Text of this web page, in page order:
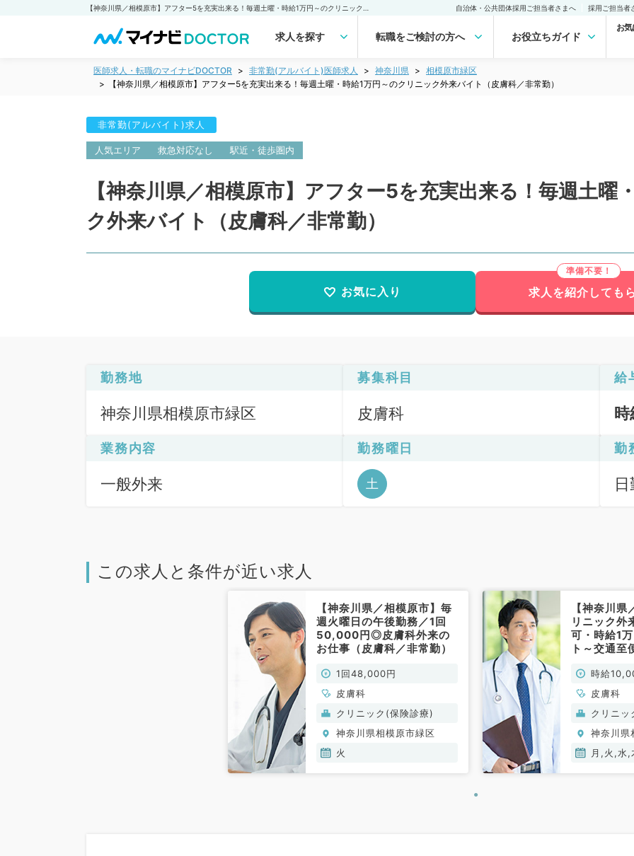
自治体・公共団体採用ご担当者さまへ 採用ご担当者
求人を探す 転職をご検討の方へ お役立ちガイド
お
医師求人・転職のマイナビDOCTOR 非常勤(アルバイト)医師求人 神奈川県
相模原市緑区
【神奈川県／相模原市】アフター5を充実出来る！毎週土曜・時給1万円～のクリニック外来バイト（皮膚科／非常勤）
非常勤(アルバイト)求人
人気エリア 救急対応なし 駅近・徒歩圏内
【神奈川県／相模原市】アフター5を充実出来る！毎週土曜
ク外来バイト（皮膚科／非常勤）
お気に入り 求人を紹介しても
勤務地
神奈川県相模原市緑区
募集科目
皮膚科
給
業務内容
一般外来
勤務曜日
土
勤
この求人と条件が近い求人
【神奈川県／相模原市】毎
週火曜日の午後勤務／1回
50,000円◎皮膚科外来の
お仕事（皮膚科／非常勤）
1回48,000円
皮膚科
クリニック(保険診療)
神奈川県相模原市緑区
火
【神奈川
リニック外
可・時給1
ト～交通至
時給
皮膚科
クリニ
神奈川県
月,火,水,